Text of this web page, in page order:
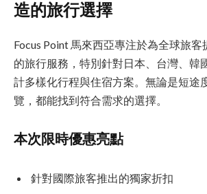
造的旅行選擇
Focus Point 馬來西亞專注於為全球旅
的旅行服務，特別針對日本、台灣、韓
計多樣化行程與住宿方案。無論是短途
覽，都能找到符合需求的選擇。
本次限時優惠亮點
針對國際旅客推出的獨家折扣